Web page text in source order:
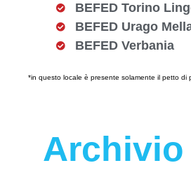
BEFED Torino
BEFED Urago
BEFED Verbania
*in questo locale è presente solamente il petto di
Archivio